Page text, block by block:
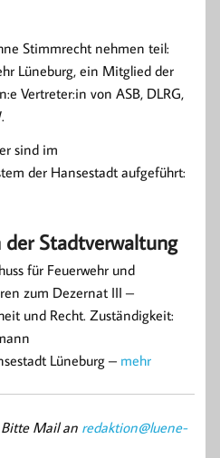
Stimmrecht nehmen teil:
Lüneburg, ein Mitglied der
Vertreter:in von ASB, DLRG,
sind im
der Hansestadt aufgeführt:
Stadtverwaltung
für Feuerwehr und
zum Dezernat III –
und Recht. Zuständigkeit:
Lüneburg – mehr
Bitte Mail an redaktion@luene-